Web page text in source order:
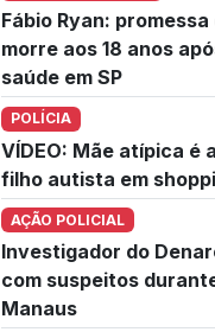
Fábio Ryan:
morre aos 18 anos
saúde em SP
POLÍCIA
VÍDEO: Mãe atípica é
filho autista em
AÇÃO POLICIAL
Investigador do
com suspeitos
Manaus